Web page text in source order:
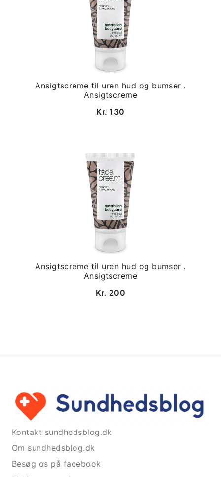
Ansigtscreme til uren hud og bumser .
Ansigtscreme
Kr. 130
Ansigtscreme til uren hud og bumser .
Ansigtscreme
Kr. 200
Kontakt sundhedsblog.dk
Om sundhedsblog.dk
Besøg os på facebook